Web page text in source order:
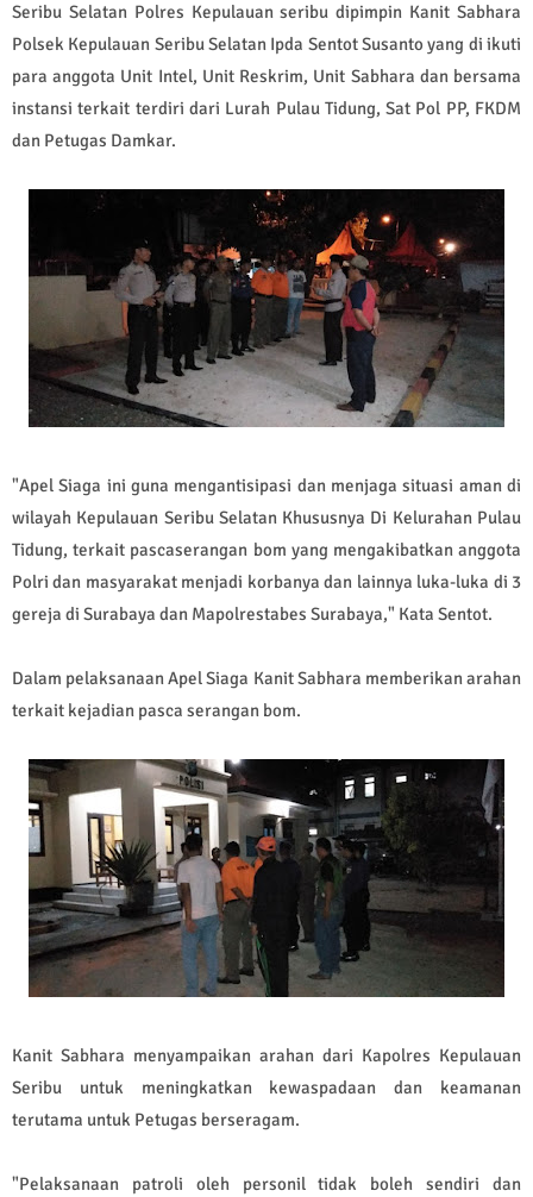
Seribu Selatan Polres Kepulauan seribu dipimpin Kanit Sabhara
Polsek Kepulauan Seribu Selatan Ipda Sentot Susanto yang di ikuti
para anggota Unit Intel, Unit Reskrim, Unit Sabhara dan bersama
instansi terkait terdiri dari Lurah Pulau Tidung, Sat Pol PP, FKDM
dan Petugas Damkar.
"Apel Siaga ini guna mengantisipasi dan menjaga situasi aman di
wilayah Kepulauan Seribu Selatan Khususnya Di Kelurahan Pulau
Tidung, terkait pascaserangan bom yang mengakibatkan anggota
Polri dan masyarakat menjadi korbanya dan lainnya luka-luka di 3
gereja di Surabaya dan Mapolrestabes Surabaya," Kata Sentot.
Dalam pelaksanaan Apel Siaga Kanit Sabhara memberikan arahan
terkait kejadian pasca serangan bom.
Kanit Sabhara menyampaikan arahan dari Kapolres Kepulauan
Seribu untuk meningkatkan kewaspadaan dan keamanan
terutama untuk Petugas berseragam.
"Pelaksanaan patroli oleh personil tidak boleh sendiri dan